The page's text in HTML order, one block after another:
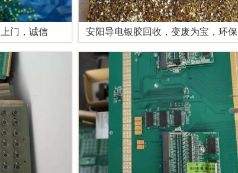
门，诚信 安阳导电银胶回收，变废为宝，环保